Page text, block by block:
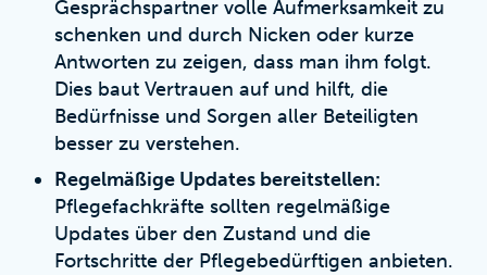
Gesprächspartner volle Aufmerksamkeit zu
schenken und durch Nicken oder kurze
Antworten zu zeigen, dass man ihm folgt.
Dies baut Vertrauen auf und hilft, die
Bedürfnisse und Sorgen aller Beteiligten
besser zu verstehen.
Regelmäßige Updates bereitstellen:
Pflegefachkräfte sollten regelmäßige
Updates über den Zustand und die
Fortschritte der Pflegebedürftigen anbieten.